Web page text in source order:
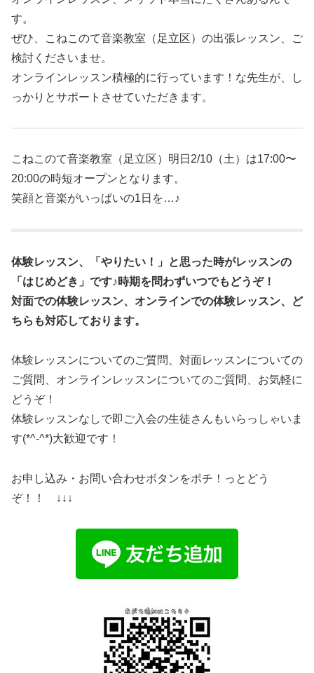
す。
ぜひ、こねこのて音楽教室（足立区）の出張レッスン、ご
検討くださいませ。
オンラインレッスン積極的に行っています！な先生が、し
っかりとサポートさせていただきます。
こねこのて音楽教室（足立区）明日2/10（土）は17:00〜
20:00の時短オープンとなります。
笑顔と音楽がいっぱいの1日を…♪
体験レッスン、「やりたい！」と思った時がレッスンの
「はじめどき」です♪時期を問わずいつでもどうぞ！
対面での体験レッスン、オンラインでの体験レッスン、ど
ちらも対応しております。
体験レッスンについてのご質問、対面レッスンについての
ご質問、オンラインレッスンについてのご質問、お気軽に
どうぞ！
体験レッスンなしで即ご入会の生徒さんもいらっしゃいま
す(*^-^*)大歓迎です！
お申し込み・お問い合わせボタンをポチ！っとどう
ぞ！！ ↓↓↓